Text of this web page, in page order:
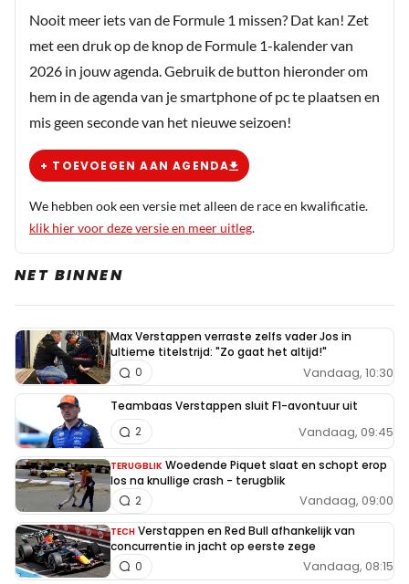
Nooit meer iets van de Formule 1 missen? Dat kan! Zet
met een druk op de knop de Formule 1-kalender van
2026 in jouw agenda. Gebruik de button hieronder om
hem in de agenda van je smartphone of pc te plaatsen en
mis geen seconde van het nieuwe seizoen!
+ TOEVOEGEN AAN AGENDA
We hebben ook een versie met alleen de race en kwalificatie.
klik hier voor deze versie en meer uitleg.
NET BINNEN
Max Verstappen verraste zelfs vader Jos in
ultieme titelstrijd: "Zo gaat het altijd!"
Vandaag, 10:30
0
Teambaas Verstappen sluit F1-avontuur uit
Vandaag, 09:45
2
TERUGBLIK Woedende Piquet slaat en schopt erop
los na knullige crash - terugblik
Vandaag, 09:00
2
TECH Verstappen en Red Bull afhankelijk van
concurrentie in jacht op eerste zege
Vandaag, 08:15
0